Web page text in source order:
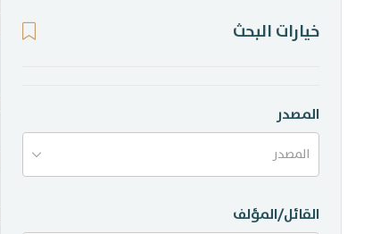
إحصاءات
منشورات
خيارات البحث
المصدر
المصدر
القائل/المؤلف